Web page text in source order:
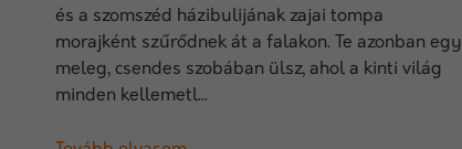
és a szomszéd házibulijának zajai tompa
morajként szűrődnek át a falakon. Te azonban egy
meleg, csendes szobában ülsz, ahol a kinti világ
minden kellemetl...